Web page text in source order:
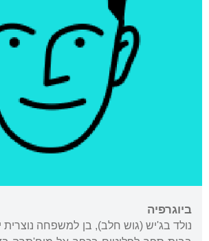
ביוגרפיה
נולד בג'יש (גוש חלב), בן למשפחה נוצרית